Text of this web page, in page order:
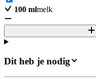
100 mlmelk
Dit heb je nodig